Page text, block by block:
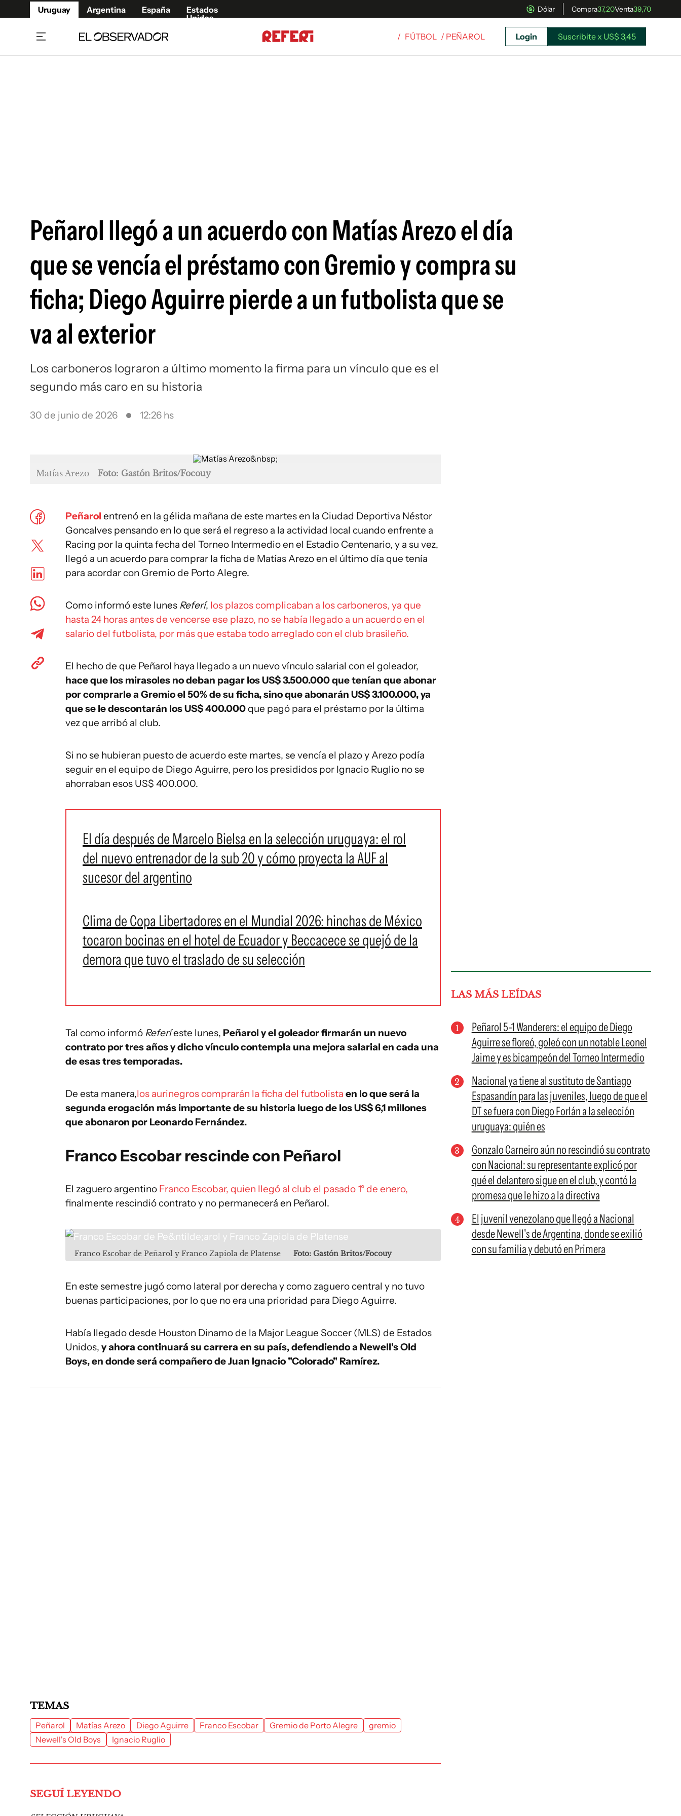
Uruguay Argentina España
Estados
Unidos
Dólar Compra37,20Venta39,70
/ FÚTBOL / PEÑAROL Login Suscribite x US$ 3,45
Peñarol llegó a un acuerdo con Matías Arezo el día
que se vencía el préstamo con Gremio y compra su
ficha; Diego Aguirre pierde a un futbolista que se
va al exterior
Los carboneros lograron a último momento la firma para un vínculo que es el
segundo más caro en su historia
30 de junio de 2026 12:26 hs
Matías Arezo Foto: Gastón Britos/Focouy
Peñarol entrenó en la gélida mañana de este martes en la Ciudad Deportiva Néstor
Goncalves pensando en lo que será el regreso a la actividad local cuando enfrente a
Racing por la quinta fecha del Torneo Intermedio en el Estadio Centenario, y a su vez,
llegó a un acuerdo para comprar la ficha de Matías Arezo en el último día que tenía
para acordar con Gremio de Porto Alegre.
Como informó este lunes Referí, los plazos complicaban a los carboneros, ya que
hasta 24 horas antes de vencerse ese plazo, no se había llegado a un acuerdo en el
salario del futbolista, por más que estaba todo arreglado con el club brasileño.
El hecho de que Peñarol haya llegado a un nuevo vínculo salarial con el goleador,
hace que los mirasoles no deban pagar los US$ 3.500.000 que tenían que abonar
por comprarle a Gremio el 50% de su ficha, sino que abonarán US$ 3.100.000, ya
que se le descontarán los US$ 400.000que pagó para el préstamo por la última
vez que arribó al club.
Si no se hubieran puesto de acuerdo este martes, se vencía el plazo y Arezo podía
seguir en el equipo de Diego Aguirre, pero los presididos por Ignacio Ruglio no se
ahorraban esos US$ 400.000.
El día después de Marcelo Bielsa en la selección uruguaya: el rol
del nuevo entrenador de la sub 20 y cómo proyecta la AUF al
sucesor del argentino
Clima de Copa Libertadores en el Mundial 2026: hinchas de México
tocaron bocinas en el hotel de Ecuador y Beccacece se quejó de la
demora que tuvo el traslado de su selección
Tal como informó Referíeste lunes, Peñarol y el goleador firmarán un nuevo
contrato por tres años y dicho vínculo contempla una mejora salarial en cada una
de esas tres temporadas.
De esta manera,los aurinegros comprarán la ficha del futbolista en lo que será la
segunda erogación más importante de su historia luego de los US$ 6,1 millones
que abonaron por Leonardo Fernández.
Franco Escobar rescinde con Peñarol
El zaguero argentino Franco Escobar, quien llegó al club el pasado 1° de enero,
finalmente rescindió contrato y no permanecerá en Peñarol.
Franco Escobar de Peñarol y Franco Zapiola de Platense Foto: Gastón Britos/Focouy
En este semestre jugó como lateral por derecha y como zaguero central y no tuvo
buenas participaciones, por lo que no era una prioridad para Diego Aguirre.
Había llegado desde Houston Dinamo de la Major League Soccer (MLS) de Estados
Unidos, y ahora continuará su carrera en su país, defendiendo a Newell's Old
Boys, en donde será compañero de Juan Ignacio "Colorado" Ramírez.
LAS MÁS LEÍDAS
Peñarol 5-1 Wanderers: el equipo de Diego
Aguirre se floreó, goleó con un notable Leonel
Jaime y es bicampeón del Torneo Intermedio
Nacional ya tiene al sustituto de Santiago
Espasandín para las juveniles, luego de que el
DT se fuera con Diego Forlán a la selección
uruguaya: quién es
Gonzalo Carneiro aún no rescindió su contrato
con Nacional: su representante explicó por
qué el delantero sigue en el club, y contó la
promesa que le hizo a la directiva
El juvenil venezolano que llegó a Nacional
desde Newell's de Argentina, donde se exilió
con su familia y debutó en Primera
TEMAS
Peñarol Matías Arezo Diego Aguirre Franco Escobar Gremio de Porto Alegre
gremio
Newell's Old Boys
Ignacio Ruglio
SEGUÍ LEYENDO